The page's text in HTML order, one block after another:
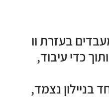
בעזרת וו
כדי עיבוד,
בניילון נצמד,